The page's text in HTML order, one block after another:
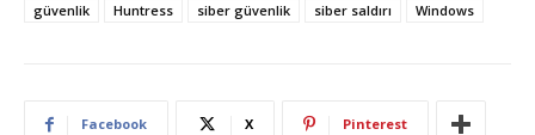
güvenlik
Huntress siber güvenlik siber saldırı Windows
Facebook X Pinterest